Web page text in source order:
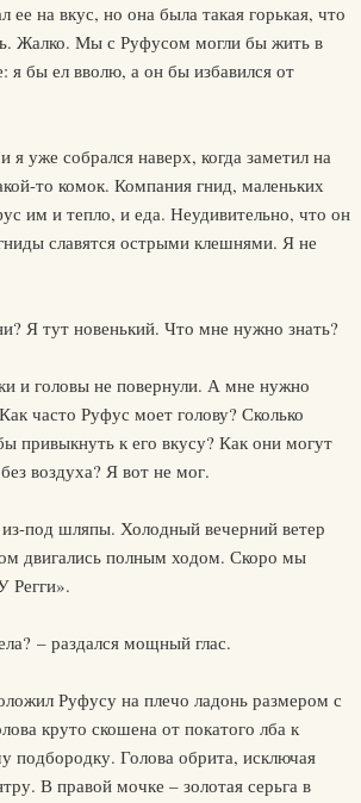
ее на вкус, но она была такая горькая, что
Жалко. Мы с Руфусом могли бы жить в
я бы ел вволю, а он бы избавился от
я уже собрался наверх, когда заметил на
то комок. Компания гнид, маленьких
им и тепло, и еда. Неудивительно, что он
славятся острыми клешнями. Я не
Я тут новенький. Что мне нужно знать?
и головы не повернули. А мне нужно
часто Руфус моет голову? Сколько
привыкнуть к его вкусу? Как они могут
воздуха? Я вот не мог.
под шляпы. Холодный вечерний ветер
двигались полным ходом. Скоро мы
Регги».
– раздался мощный глас.
Руфусу на плечо ладонь размером с
круто скошена от покатого лба к
Голова обрита, исключая
В правой мочке – золотая серьга в